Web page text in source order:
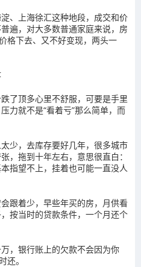
、上海徐汇这种地段，成交和价
遍，对大多数普通家庭来说，房
格下去、又不好变现，两头一
了顶多心里不舒服，可要是手里
力就不是“看着亏”那么简单，而
少，去库存要好几年，很多城市
，拖到十年左右，意思很直白：
指望不上，挂着也可能一直没人
跟着少，早些年买的房，月供看
按当时的贷款条件，一个月还个
，银行账上的欠款不会因为你
还。